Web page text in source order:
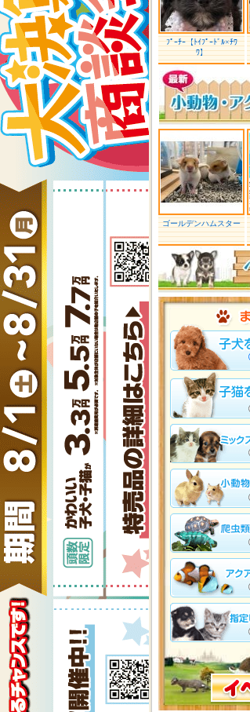
ﾌﾟｰﾁｰ【ﾄｲﾌﾟｰﾄﾞﾙ×ﾁﾜ
ﾜ】
ゴールデンハムスター